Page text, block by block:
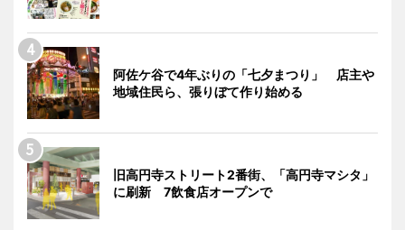
阿佐ケ谷で4年ぶりの「七夕まつり」 店主や
地域住民ら、張りぼて作り始める
旧高円寺ストリート2番街、「高円寺マシタ」
に刷新 7飲食店オープンで